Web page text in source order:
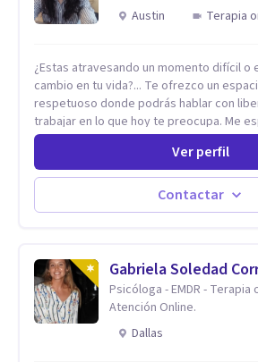
Austin
Terapia
¿Estas atravesando un momento difícil o
cambio en tu vida?... Te ofrezco un
respetuoso donde podrás hablar con
trabajar en lo que hoy te preocupa. Me especializo en
Trastornos de Ansiedad y a lo largo de
profesional he acompañado a muchas
distintas problemáticas como el manejo
Autoestima, Gestión de la Ira, Depresión,
Codependencia, Celos, entre otros.
Adolescentes y Adultos
Ver perfil
Contactar
Gabriela Soledad
Psicóloga - EMDR -
Atención Online.
Dallas